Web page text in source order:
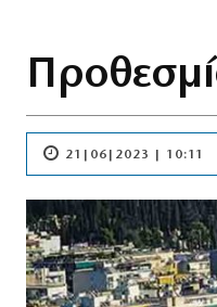
21|06|2023 | 10:11